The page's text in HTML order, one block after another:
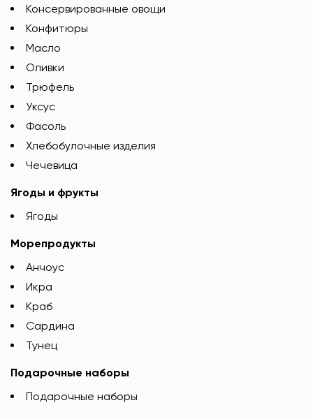
Консервированные овощи
Конфитюры
Масло
Оливки
Трюфель
Уксус
Фасоль
Хлебобулочные изделия
Чечевица
Ягоды и фрукты
Ягоды
Морепродукты
Анчоус
Икра
Краб
Сардина
Тунец
Подарочные наборы
Подарочные наборы